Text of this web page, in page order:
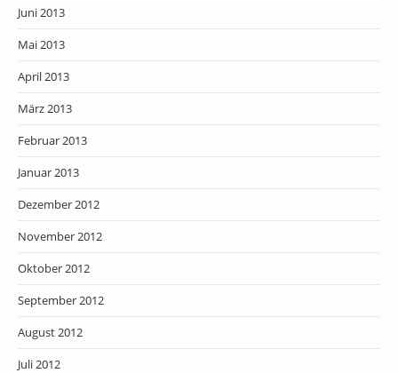
Juni 2013
Mai 2013
April 2013
März 2013
Februar 2013
Januar 2013
Dezember 2012
November 2012
Oktober 2012
September 2012
August 2012
Juli 2012